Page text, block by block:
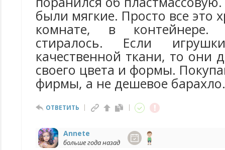
были мягкие. Просто все это
комнате, в контейнере.
стиралось. Если
качественной ткани, то они
своего цвета и формы.
фирмы, а не дешевое барахло.
ОТВЕТИТЬ
Annete
больше года назад